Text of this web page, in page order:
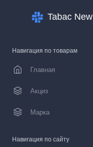
Tabac New
Навигация по товарам
Главная
Акциз
Марка
Навигация по сайту